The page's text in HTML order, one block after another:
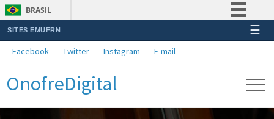
BRASIL
Simplifique!
Acesso à informação
SITES EMUFRN ☰
Facebook Twitter Instagram E-mail
OnofreDigital